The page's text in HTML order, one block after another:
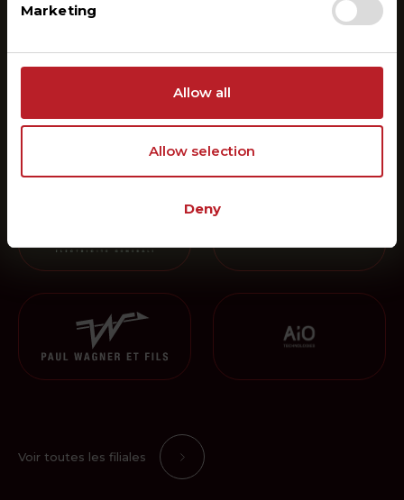
Marketing
Allow all
Allow selection
Deny
Voir toutes les filiales